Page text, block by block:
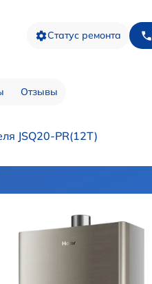
Статус ремонта
Отзывы
JSQ20-PR(12T)